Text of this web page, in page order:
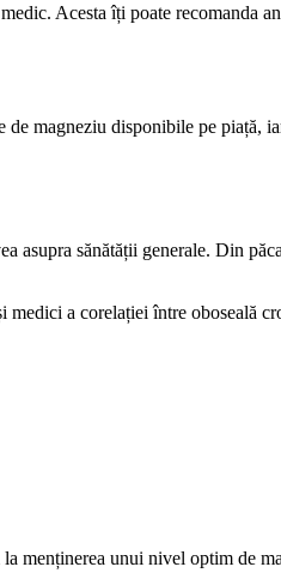
Acesta îți poate recomanda
magneziu disponibile pe piață,
asupra sănătății generale. Din
a corelației între oboseală
menținerea unui nivel optim de